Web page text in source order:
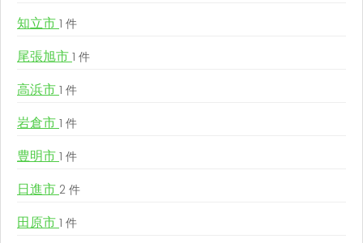
知立市 1 件
尾張旭市 1 件
高浜市 1 件
岩倉市 1 件
豊明市 1 件
日進市 2 件
田原市 1 件